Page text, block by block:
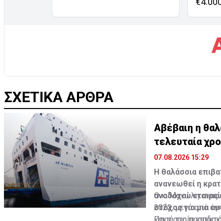
ΣΧΕΤΙΚΑ ΑΡΘΡΑ
Αβέβαιη η
τελευταία
07.08.2026 15:29
Η θαλάσσια
ανανεωθεί η
αναδόχου
στόχος για μια
Ο κ. Μανώλη
2022, μετά από
και η οποία
Παρά τις